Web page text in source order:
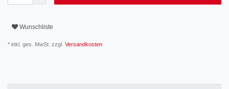
Wunschliste
* inkl. ges. MwSt. zzgl. Versandkosten